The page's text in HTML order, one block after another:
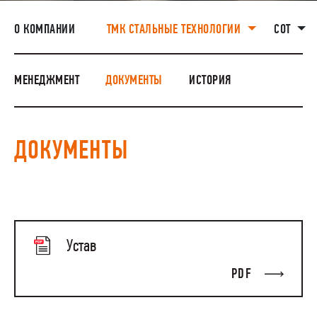
НАШИ ЛЮДИ
ОКРУЖАЮЩАЯ СРЕДА
О КОМПАНИИ ТМК СТАЛЬНЫЕ ТЕХНОЛОГИИ СОТ
МЕНЕДЖМЕНТ ДОКУМЕНТЫ ИСТОРИЯ
ДОКУМЕНТЫ
Устав
PDF